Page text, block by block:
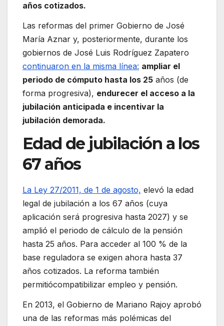
años cotizados.
Las reformas del primer Gobierno de José
María Aznar y, posteriormente, durante los
gobiernos de José Luis Rodríguez Zapatero
continuaron en la misma línea: ampliar el
periodo de cómputo hasta los 25 años (de
forma progresiva), endurecer el acceso a la
jubilación anticipada e incentivar la
jubilación demorada.
Edad de jubilación a los
67 años
La Ley 27/2011, de 1 de agosto, elevó la edad
legal de jubilación a los 67 años (cuya
aplicación será progresiva hasta 2027) y se
amplió el periodo de cálculo de la pensión
hasta 25 años. Para acceder al 100 % de la
base reguladora se exigen ahora hasta 37
años cotizados. La reforma también
permitiócompatibilizar empleo y pensión.
En 2013, el Gobierno de Mariano Rajoy aprobó
una de las reformas más polémicas del